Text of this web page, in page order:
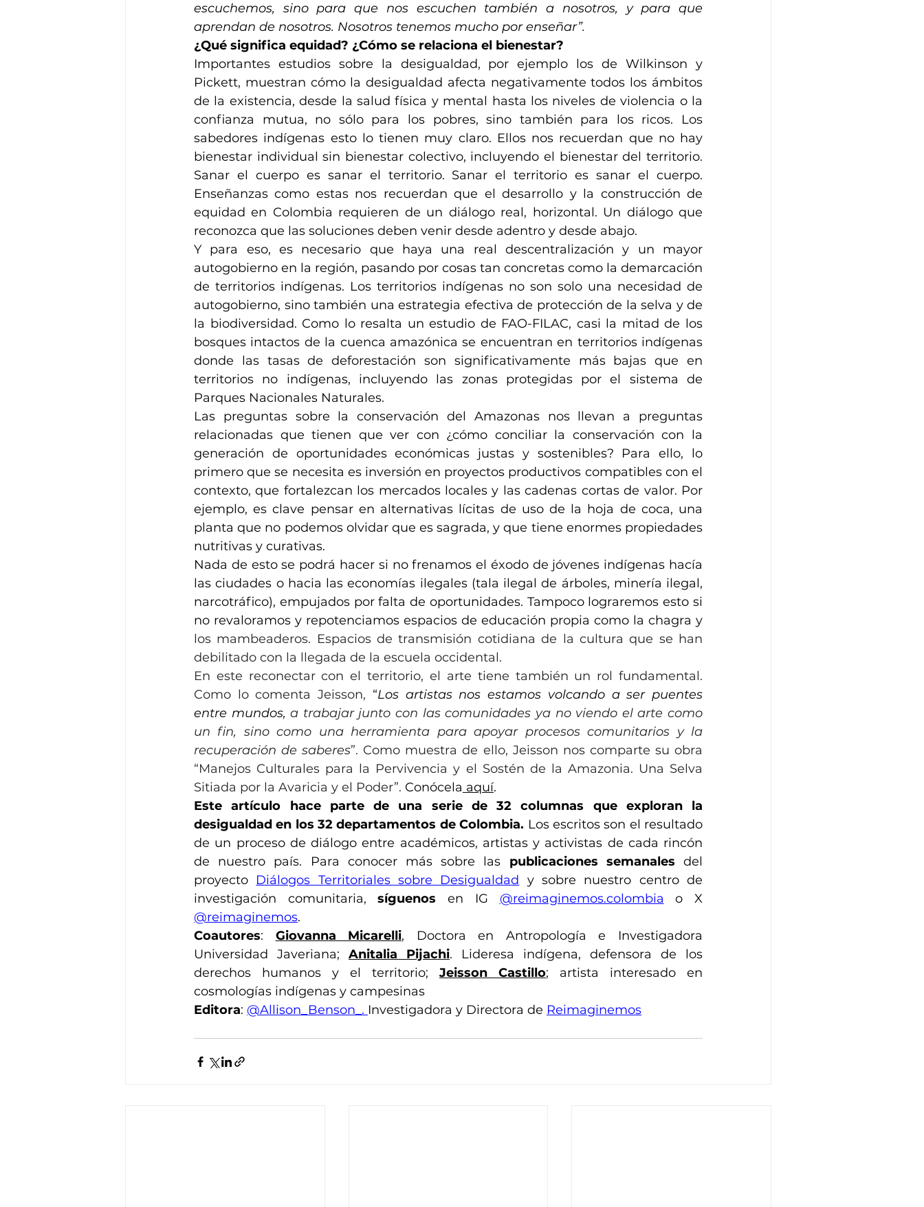
escuchemos, sino para que nos escuchen también a nosotros, y para que
aprendan de nosotros. Nosotros tenemos mucho por enseñar”.
¿Qué significa equidad? ¿Cómo se relaciona el bienestar?
Importantes estudios sobre la desigualdad, por ejemplo los de Wilkinson y
Pickett, muestran cómo la desigualdad afecta negativamente todos los ámbitos
de la existencia, desde la salud física y mental hasta los niveles de violencia o la
confianza mutua, no sólo para los pobres, sino también para los ricos. Los
sabedores indígenas esto lo tienen muy claro. Ellos nos recuerdan que no hay
bienestar individual sin bienestar colectivo, incluyendo el bienestar del territorio.
Sanar el cuerpo es sanar el territorio. Sanar el territorio es sanar el cuerpo.
Enseñanzas como estas nos recuerdan que el desarrollo y la construcción de
equidad en Colombia requieren de un diálogo real, horizontal. Un diálogo que
reconozca que las soluciones deben venir desde adentro y desde abajo.
Y para eso, es necesario que haya una real descentralización y un mayor
autogobierno en la región, pasando por cosas tan concretas como la demarcación
de territorios indígenas. Los territorios indígenas no son solo una necesidad de
autogobierno, sino también una estrategia efectiva de protección de la selva y de
la biodiversidad. Como lo resalta un estudio de FAO-FILAC, casi la mitad de los
bosques intactos de la cuenca amazónica se encuentran en territorios indígenas
donde las tasas de deforestación son significativamente más bajas que en
territorios no indígenas, incluyendo las zonas protegidas por el sistema de
Parques Nacionales Naturales.
Las preguntas sobre la conservación del Amazonas nos llevan a preguntas
relacionadas que tienen que ver con ¿cómo conciliar la conservación con la
generación de oportunidades económicas justas y sostenibles? Para ello, lo
primero que se necesita es inversión en proyectos productivos compatibles con el
contexto, que fortalezcan los mercados locales y las cadenas cortas de valor. Por
ejemplo, es clave pensar en alternativas lícitas de uso de la hoja de coca, una
planta que no podemos olvidar que es sagrada, y que tiene enormes propiedades
nutritivas y curativas.
Nada de esto se podrá hacer si no frenamos el éxodo de jóvenes indígenas hacía
las ciudades o hacia las economías ilegales (tala ilegal de árboles, minería ilegal,
narcotráfico), empujados por falta de oportunidades. Tampoco lograremos esto si
los mambeaderos. Espacios de transmisión cotidiana de la cultura que se han
debilitado con la llegada de la escuela occidental.
Como lo comenta Jeisson, “Los artistas nos estamos volcando a ser puentes
entre mundos, a trabajar junto con las comunidades ya no viendo el arte como
un fin, sino como una herramienta para apoyar procesos comunitarios y la
recuperación de saberes”. Como muestra de ello, Jeisson nos comparte su obra
“Manejos Culturales para la Pervivencia y el Sostén de la Amazonia. Una Selva
Sitiada por la Avaricia y el Poder”. Conócela aquí.
Este artículo hace parte de una serie de 32 columnas que exploran la
desigualdad en los 32 departamentos de Colombia. Los escritos son el resultado
de un proceso de diálogo entre académicos, artistas y activistas de cada rincón
de nuestro país. Para conocer más sobre las publicaciones semanales del
proyecto Diálogos Territoriales sobre Desigualdad y sobre nuestro centro de
investigación comunitaria, síguenos en IG @reimaginemos.colombia
@reimaginemos.
Coautores: Giovanna Micarelli, Doctora en Antropología e Investigadora
Universidad Javeriana; Anitalia Pijachi. Lideresa indígena, defensora de los
derechos humanos y el territorio; Jeisson Castillo; artista interesado en
cosmologías indígenas y campesinas
Editora: @Allison_Benson_ . Investigadora y Directora de Reimaginemos